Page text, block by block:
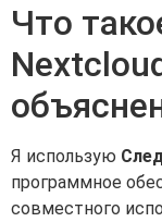
Что
Я использую
программное
совместного